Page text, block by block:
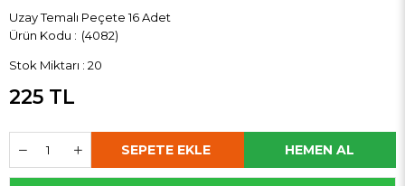
Uzay Temalı Peçete 16 Adet
(4082)
Stok Miktarı : 20
225 TL